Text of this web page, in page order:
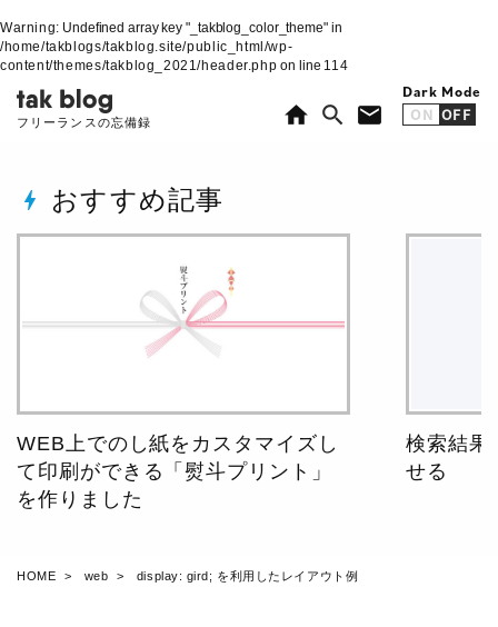
Warning: Undefined array key "_takblog_color_theme" in
/home/takblogs/takblog.site/public_html/wp-
content/themes/takblog_2021/header.php on line 114
フリーランスの忘備録 home search mail
Dark Mode
ON OFF
bolt おすすめ記事
WEB上でのし紙をカスタマイズし
て印刷ができる「熨斗プリント」
を作りました
検索結果
せる
HOME web display: gird; を利用したレイアウト例